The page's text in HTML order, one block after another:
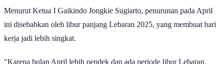
Menurut Ketua I Gaikindo Jongkie Sugiarto, penurunan pada April
ini disebabkan oleh libur panjang Lebaran 2025, yang membuat hari
kerja jadi lebih singkat.
"Karena bulan April lebih pendek dan ada periode libur Lebaran,